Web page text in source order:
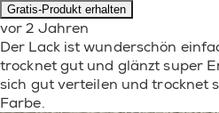
Gratis-Produkt erhalten
vor 2 Jahren
Der Lack ist wunderschön
trocknet gut und glänzt super
sich gut verteilen und trocknet
Farbe.